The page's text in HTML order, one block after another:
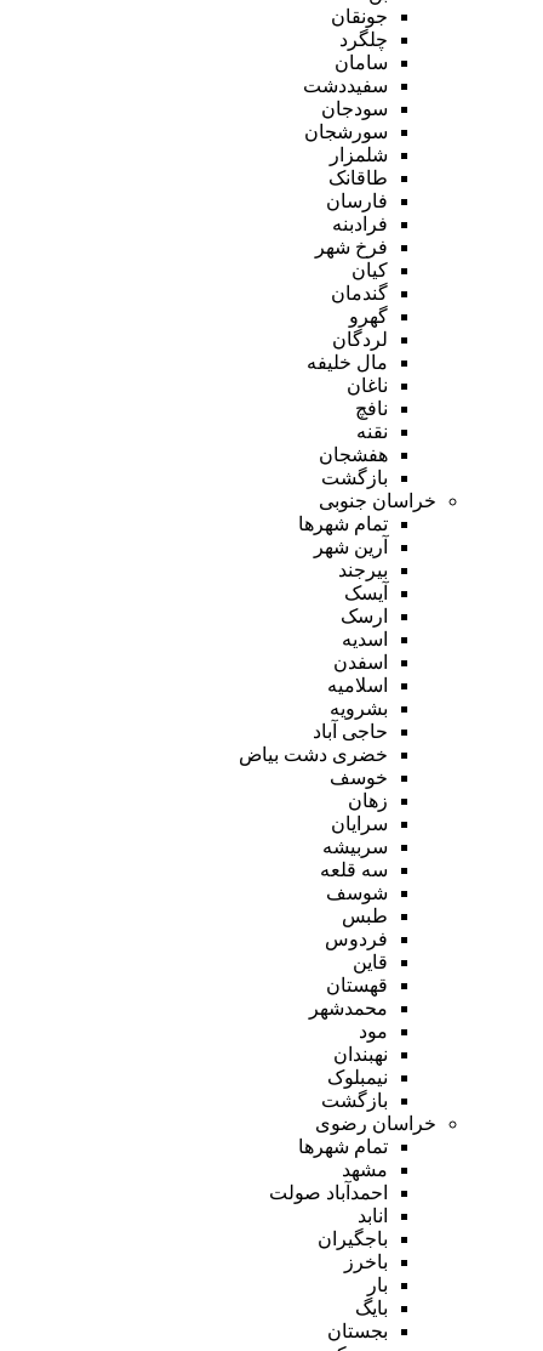
جونقان
چلگرد
سامان
سفیددشت
سودجان
سورشجان
شلمزار
طاقانک
فارسان
فرادبنه
فرخ شهر
کیان
گندمان
گهرو
لردگان
مال خلیفه
ناغان
نافچ
نقنه
هفشجان
بازگشت
خراسان جنوبی
تمام شهر‌ها
آرین شهر
بیرجند
آیسک
ارسک
اسدیه
اسفدن
اسلامیه
بشرویه
حاجی آباد
خضری دشت بیاض
خوسف
زهان
سرایان
سربیشه
سه قلعه
شوسف
طبس
فردوس
قاین
قهستان
محمدشهر
مود
نهبندان
نیمبلوک
بازگشت
خراسان رضوی
تمام شهر‌ها
مشهد
احمدآباد صولت
انابد
باجگیران
باخرز
بار
بایگ
بجستان